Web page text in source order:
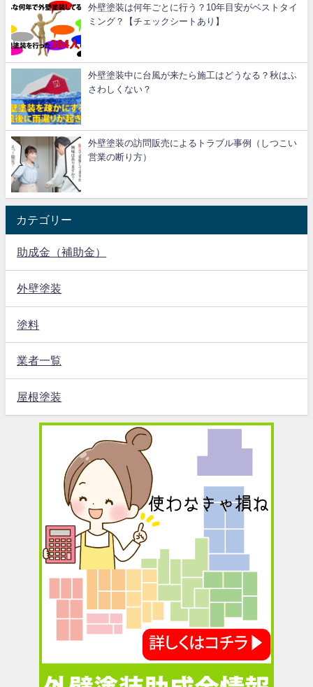
外壁塗装は何年ごとに行う？10年目安がベストタイ
ミング？【チェックシートあり】
外壁塗装中に台風が来たら施工はどうなる？秋はふ
さわしくない？
外壁塗装の訪問販売によるトラブル事例（しつこい
営業の断り方）
カテゴリー
助成金（補助金）
外壁塗装
塗料
業者一覧
屋根塗装